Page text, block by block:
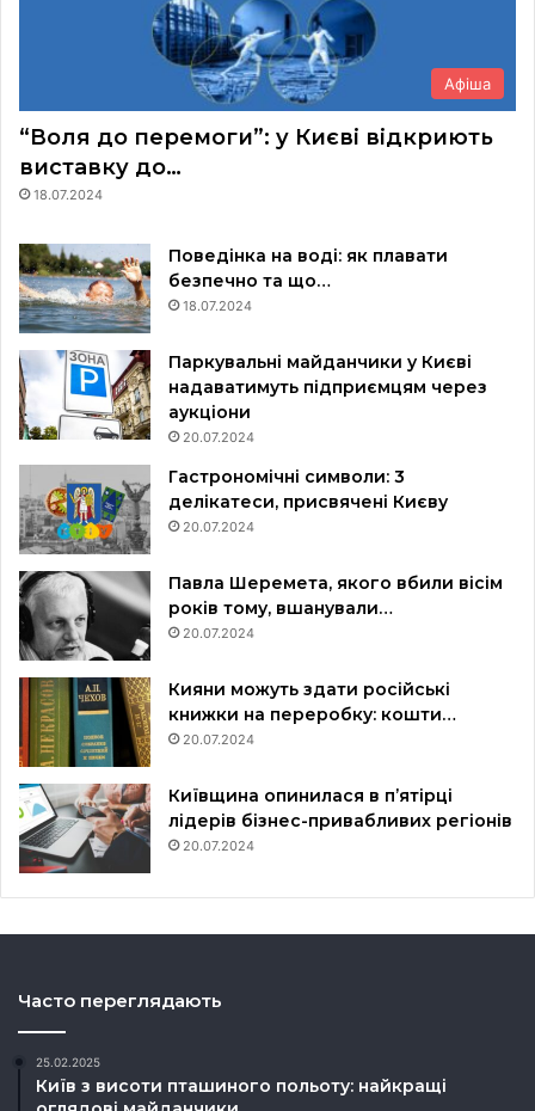
Афіша
“Воля до перемоги”: у Києві відкриють
виставку до…
18.07.2024
Поведінка на воді: як плавати
безпечно та що…
18.07.2024
Паркувальні майданчики у Києві
надаватимуть підприємцям через
аукціони
20.07.2024
Гастрономічні символи: 3
делікатеси, присвячені Києву
20.07.2024
Павла Шеремета, якого вбили вісім
років тому, вшанували…
20.07.2024
Кияни можуть здати російські
книжки на переробку: кошти…
20.07.2024
Київщина опинилася в пʼятірці
лідерів бізнес-привабливих регіонів
20.07.2024
Часто переглядають
25.02.2025
Київ з висоти пташиного польоту: найкращі